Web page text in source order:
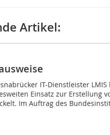
Artikel:
IT-Dienstleister
Einsatz zur Erstellung
Im Auftrag des